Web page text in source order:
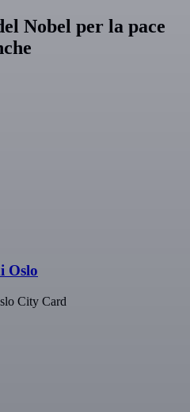
Nobel per la pace
Oslo
City Card